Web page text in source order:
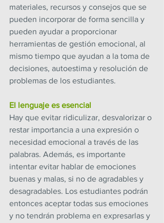
materiales, recursos y consejos que se
pueden incorporar de forma sencilla y
pueden ayudar a proporcionar
herramientas de gestión emocional, al
mismo tiempo que ayudan a la toma de
decisiones, autoestima y resolución de
problemas de los estudiantes.
El lenguaje es esencial
Hay que evitar ridiculizar, desvalorizar o
restar importancia a una expresión o
necesidad emocional a través de las
palabras. Además, es importante
intentar evitar hablar de emociones
buenas y malas, si no de agradables y
desagradables. Los estudiantes podrán
entonces aceptar todas sus emociones
y no tendrán problema en expresarlas y